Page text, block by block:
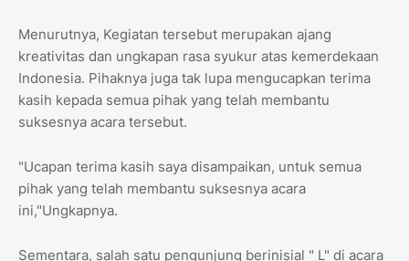
Menurutnya, Kegiatan tersebut merupakan ajang
kreativitas dan ungkapan rasa syukur atas kemerdekaan
Indonesia. Pihaknya juga tak lupa mengucapkan terima
kasih kepada semua pihak yang telah membantu
suksesnya acara tersebut.
"Ucapan terima kasih saya disampaikan, untuk semua
pihak yang telah membantu suksesnya acara
ini,"Ungkapnya.
Sementara, salah satu pengunjung berinisial " L" di acara